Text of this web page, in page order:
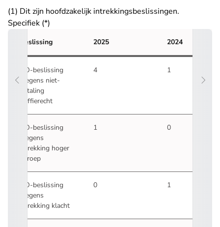
(1) Dit zijn hoofdzakelijk intrekkingsbeslissingen.
Specifiek (*)
Beslissing 2025 2024
NO-beslissing
wegens niet-
betaling
griffierecht
4 1
NO-beslissing
wegens
intrekking hoger
beroep
1 0
NO-beslissing
wegens
intrekking klacht
0 1